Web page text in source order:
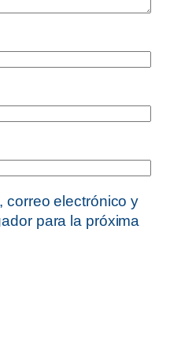
correo electrónico y
para la próxima